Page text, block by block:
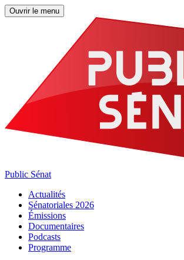
Ouvrir le menu
Public Sénat
Actualités
Sénatoriales 2026
Émissions
Documentaires
Podcasts
Programme